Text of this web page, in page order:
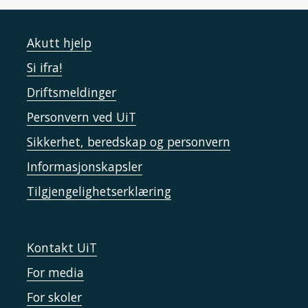
Akutt hjelp
Si ifra!
Driftsmeldinger
Personvern ved UiT
Sikkerhet, beredskap og personvern
Informasjonskapsler
Tilgjengelighetserklæring
Kontakt UiT
For media
For skoler